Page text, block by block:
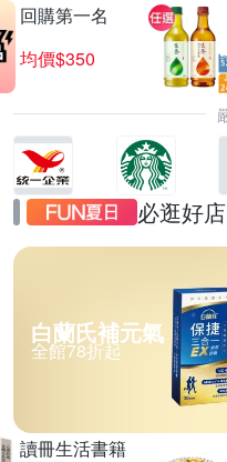
回購第一名
均價$350
必逛好店
白蘭氏補元氣
全館78折起
讀冊生活書籍